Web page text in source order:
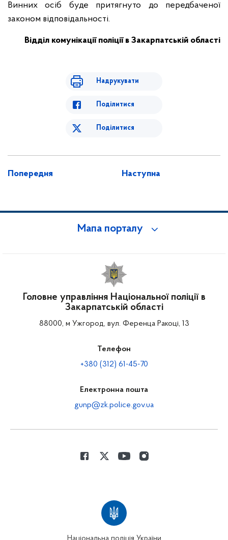
Винних осіб буде притягнуто до передбаченої
законом відповідальності.
Відділ комунікації поліції в Закарпатській області
Надрукувати
Поділитися
Поділитися
Попередня Наступна
Мапа порталу
Головне управління Національної поліції в
Закарпатській області
88000, м Ужгород, вул. Ференца Ракоці, 13
Телефон
+380 (312) 61-45-70
Електронна пошта
gunp@zk.police.gov.ua